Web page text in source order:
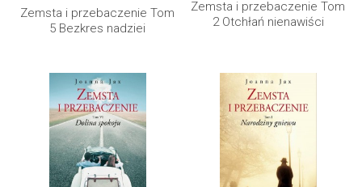
Zemsta i przebaczenie Tom
5 Bezkres nadziei
Zemsta i przebaczenie Tom
2 Otchłań nienawiści